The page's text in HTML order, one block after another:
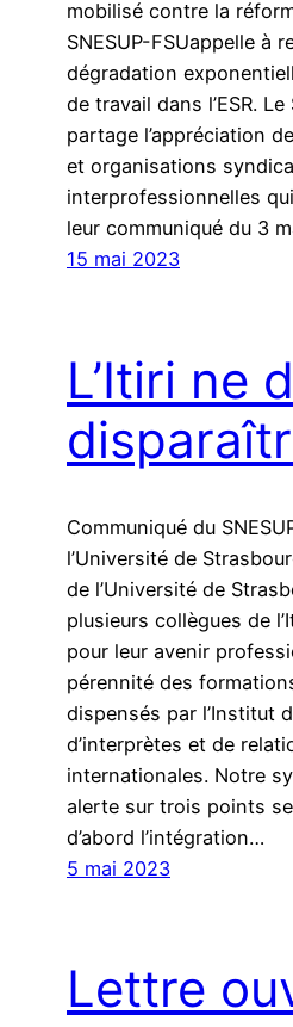
mobilisé contre la
SNESUP-FSUappelle à
dégradation
de travail dans l’ESR. Le
partage l’appréciation
et organisations
interprofessionnelles
leur communiqué du 3
15 mai 2023
L’Itiri ne
Communiqué du
l’Université de
de l’Université de
plusieurs collègues de
pour leur avenir
pérennité des
dispensés par l’Institut
d’interprètes et de
internationales. Notre
alerte sur trois points
d’abord l’intégration…
5 mai 2023
Lettre